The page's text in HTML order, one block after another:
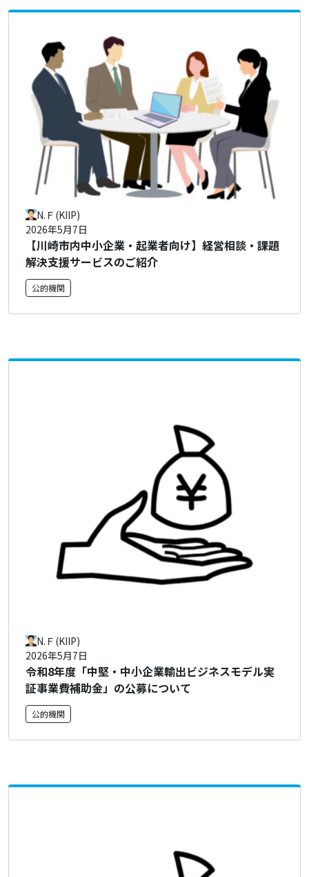
【川崎市内中小企業・起業者向け】経営相談・課題
解決支援サービスのご紹介
2026年5月7日
N.Ｆ(KIIP)
公的機関
令和8年度「中堅・中小企業輸出ビジネスモデル実
証事業費補助金」の公募について
2026年5月7日
N.Ｆ(KIIP)
公的機関